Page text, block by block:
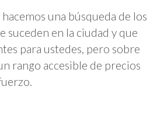
una búsqueda de los
suceden en la ciudad y que
para ustedes, pero sobre
rango accesible de precios